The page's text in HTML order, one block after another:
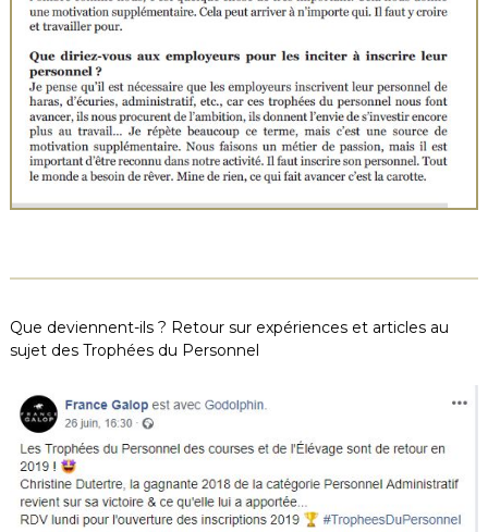
Que deviennent-ils ? Retour sur expériences et articles au
sujet des Trophées du Personnel